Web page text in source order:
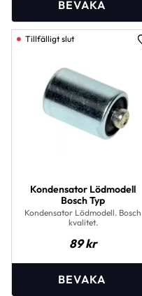
Kondensator Lödmodell
Bosch Typ
Kondensator Lödmodell. Bosch
kvalitet.
89kr